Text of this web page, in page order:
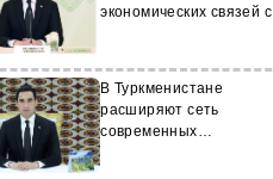
экономических связей с
В Туркменистане
расширяют сеть
современных